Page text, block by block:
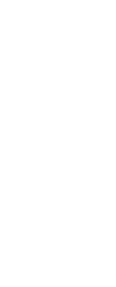
000 €
000 €
000 €
000 €
000 €
000 €
000 €